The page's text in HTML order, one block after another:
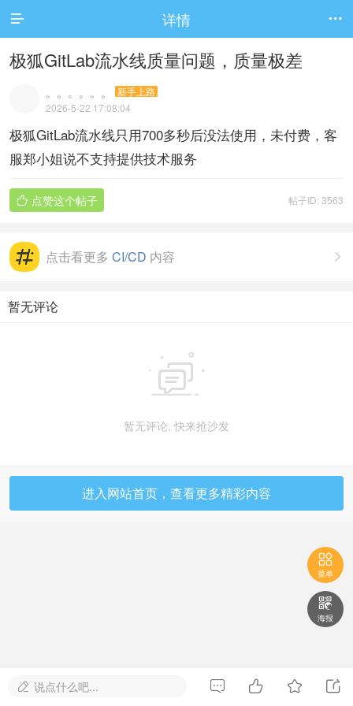
 详情 
极狐GitLab流水线质量问题，质量极差
。。。。。。
新手上路
2026-5-22 17:08:04
极狐GitLab流水线只用700多秒后没法使用，未付费，客
服郑小姐说不支持提供技术服务
帖子ID: 3563
 点赞这个帖子

点击看更多 CI/CD 内容
暂无评论

暂无评论, 快来抢沙发
进入网站首页，查看更多精彩内容

菜单

海报
 说点什么吧...    